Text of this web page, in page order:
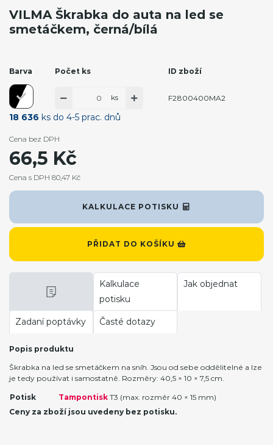
VILMA Škrabka do auta na led se
smetáčkem, černá/bílá
Barva Počet ks ID zboží
18 636 ks do 4-5 prac. dnů
ks F2800400MA2
KALKULACE POTISKU
PŘIDAT DO KOŠÍKU
Cena bez DPH
66,5 Kč
Cena s DPH 80,47 Kč
Kalkulace
potisku
Jak objednat
Zadaní poptávky Časté dotazy
Popis produktu
Škrabka na led se smetáčkem na sníh. Jsou od sebe oddělitelné a lze
je tedy používat i samostatně. Rozměry: 40,5 × 10 × 7,5 cm.
Potisk Tampontisk T3 (max. rozměr 40 × 15 mm)
Ceny za zboží jsou uvedeny bez potisku.